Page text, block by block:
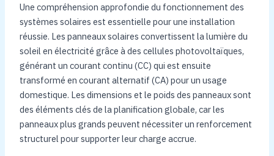
Une compréhension approfondie du fonctionnement des
systèmes solaires est essentielle pour une installation
réussie. Les panneaux solaires convertissent la lumière du
soleil en électricité grâce à des cellules photovoltaïques,
générant un courant continu (CC) qui est ensuite
transformé en courant alternatif (CA) pour un usage
domestique. Les dimensions et le poids des panneaux sont
des éléments clés de la planification globale, car les
panneaux plus grands peuvent nécessiter un renforcement
structurel pour supporter leur charge accrue.